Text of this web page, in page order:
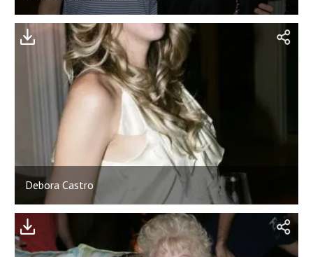
Debora Castro